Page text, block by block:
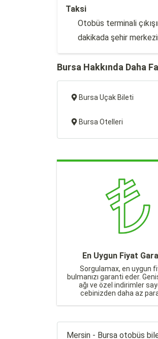
Taksi
Otobüs terminali
dakikada şehir
Bursa Hakkında Daha
Bursa Uçak Bileti
Bursa Otelleri
En Uygun Fiyat
Sorgulamax, en uygun
bulmanızı garanti eder.
ağı ve özel indirimler
cebinizden daha az para
Mersin - Bursa otobüs